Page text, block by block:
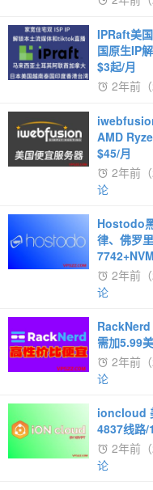
IPRaft美
国原生IP
$3起/月
2年前
AMD
$45/月
2年前
论
Hostodo
律、佛罗
2年前
论
RackNerd
需加5.99
2年前
论
ioncloud
4837线路/
2年前
论